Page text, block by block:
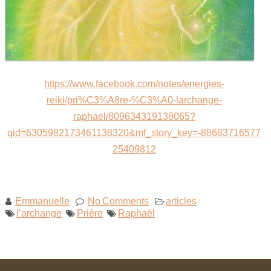
Maitre Hilarion, Maitre du Rayon Vert !
Archange Raphaël rayon émeraude !
https://www.facebook.com/notes/energies-
reiki/pri%C3%A8re-%C3%A0-larchange-
raphael/809634319138065?
qid=6305982173461138320&mf_story_key=-88683716577
25409812
Emmanuelle No Comments
articles
l’archange
Prière Raphaël